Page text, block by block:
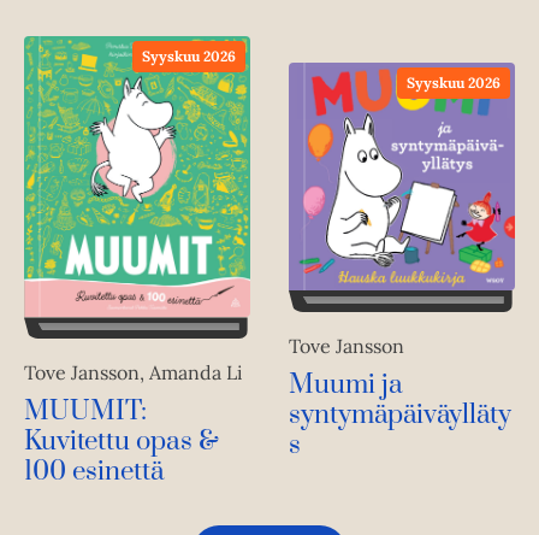
Syyskuu 2026
Tove Jansson, Amanda Li
MUUMIT:
Kuvitettu opas &
100 esinettä
Syyskuu 2026
Tove Jansson
Muumi ja
syntymäpäiväylläty
s